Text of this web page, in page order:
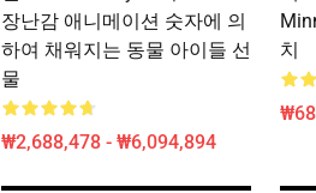
장난감 애니메이션 숫자에 의
하여 채워지는 동물 아이들 선
물
₩2,688,478 - ₩6,094,894
치